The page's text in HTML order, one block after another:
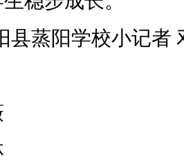
县蒸阳学校小记